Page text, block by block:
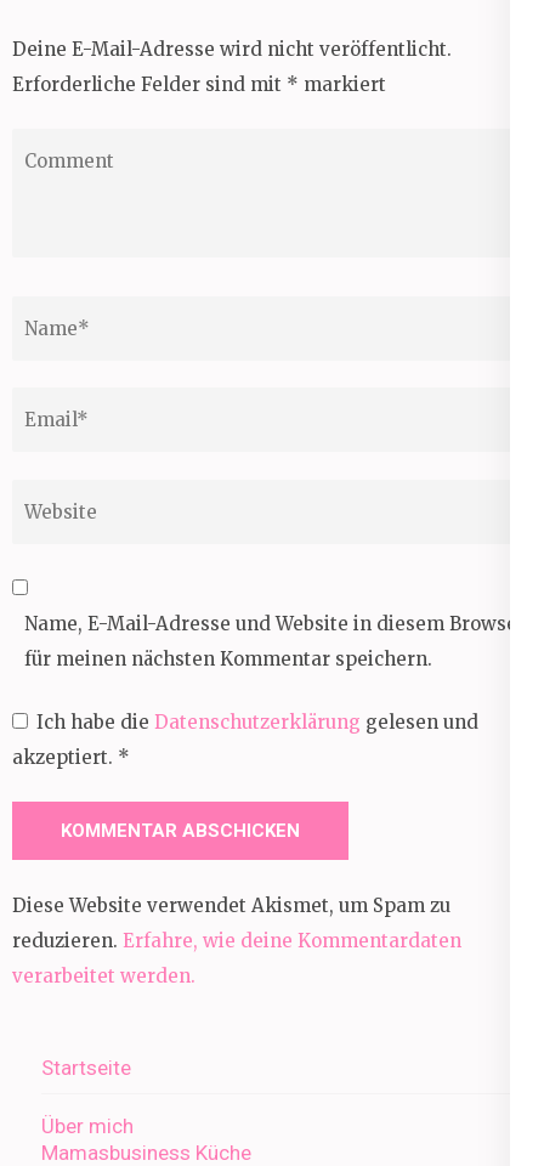
Deine E-Mail-Adresse wird nicht veröffentlicht.
Erforderliche Felder sind mit * markiert
Name, E-Mail-Adresse und Website in diesem Browser
für meinen nächsten Kommentar speichern.
Ich habe die Datenschutzerklärung gelesen und
akzeptiert. *
Diese Website verwendet Akismet, um Spam zu
reduzieren. Erfahre, wie deine Kommentardaten
verarbeitet werden.
Startseite
Über mich
Mamasbusiness Küche